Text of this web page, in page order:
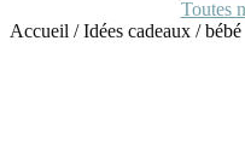
Toutes
Accueil /Idées cadeaux /bébé